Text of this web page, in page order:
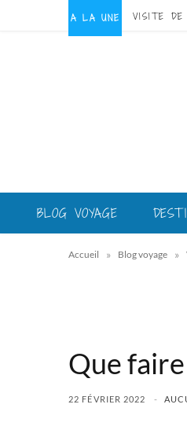
A LA UNE
BLOG VOYAGE
Accueil » Blog voyage »
Que faire
22 FÉVRIER 2022